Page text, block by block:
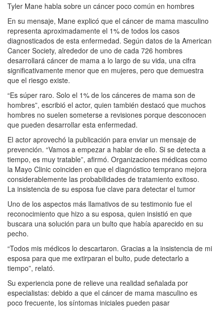
Tyler Mane habla sobre un cáncer poco común en hombres
En su mensaje, Mane explicó que el cáncer de mama masculino
representa aproximadamente el 1% de todos los casos
diagnosticados de esta enfermedad. Según datos de la American
Cancer Society, alrededor de uno de cada 726 hombres
desarrollará cáncer de mama a lo largo de su vida, una cifra
significativamente menor que en mujeres, pero que demuestra
que el riesgo existe.
“Es súper raro. Solo el 1% de los cánceres de mama son de
hombres”, escribió el actor, quien también destacó que muchos
hombres no suelen someterse a revisiones porque desconocen
que pueden desarrollar esta enfermedad.
El actor aprovechó la publicación para enviar un mensaje de
prevención. “Vamos a empezar a hablar de ello. Si se detecta a
tiempo, es muy tratable”, afirmó. Organizaciones médicas como
la Mayo Clinic coinciden en que el diagnóstico temprano mejora
considerablemente las probabilidades de tratamiento exitoso.
La insistencia de su esposa fue clave para detectar el tumor
Uno de los aspectos más llamativos de su testimonio fue el
reconocimiento que hizo a su esposa, quien insistió en que
buscara una solución para un bulto que había aparecido en su
pecho.
“Todos mis médicos lo descartaron. Gracias a la insistencia de mi
esposa para que me extirparan el bulto, pude detectarlo a
tiempo”, relató.
Su experiencia pone de relieve una realidad señalada por
especialistas: debido a que el cáncer de mama masculino es
poco frecuente, los síntomas iniciales pueden pasar